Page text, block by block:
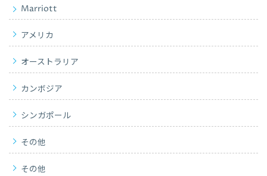
Marriott
アメリカ
オーストラリア
カンボジア
シンガポール
その他
その他